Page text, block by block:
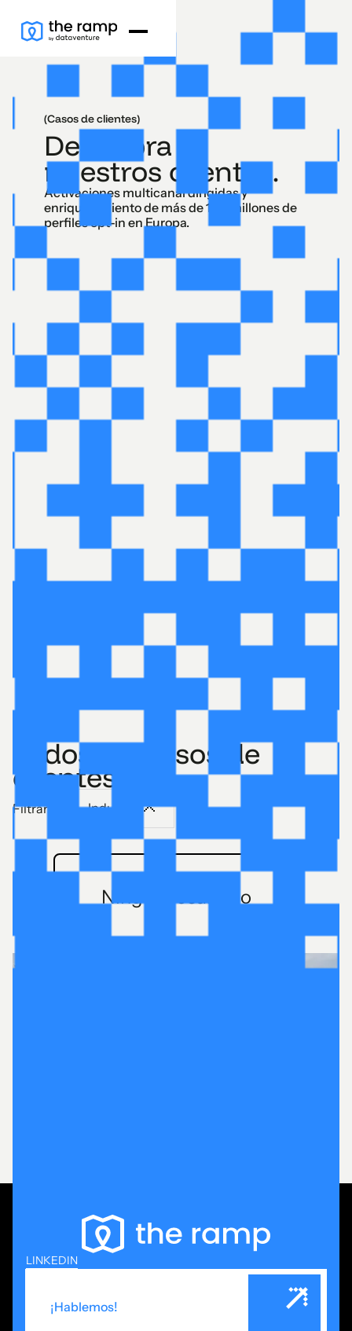
(Casos de clientes)
Descubra a
nuestros clientes.
Activaciones multicanal dirigidas y
enriquecimiento de más de 100 millones de
perfiles opt-in en Europa.
Todos los casos de
clientes
Filtrar por: Industria
Ningún resultado
Engagement CTR
LINKEDIN
¡Hablemos!